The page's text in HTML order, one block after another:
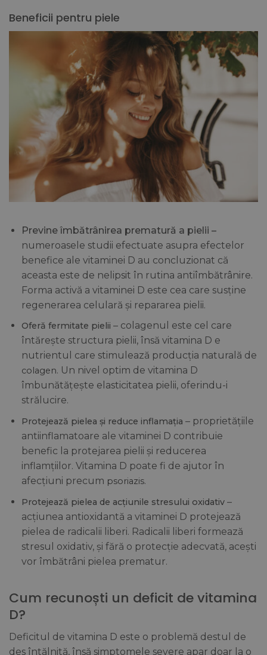
Beneficii pentru piele
Previne îmbătrânirea prematură a pielii –
numeroasele studii efectuate asupra efectelor
benefice ale vitaminei D au concluzionat că
aceasta este de nelipsit în rutina antiîmbătrânire.
Forma activă a vitaminei D este cea care susține
regenerarea celulară și repararea pielii.
Oferă fermitate pielii – colagenul este cel care
întărește structura pielii, însă vitamina D e
nutrientul care stimulează producția naturală de
colagen. Un nivel optim de vitamina D
îmbunătățește elasticitatea pielii, oferindu-i
strălucire.
Protejează pielea și reduce inflamația – proprietățiile
antiinflamatoare ale vitaminei D contribuie
benefic la protejarea pielii și reducerea
inflamțiilor. Vitamina D poate fi de ajutor în
afecțiuni precum psoriazis.
Protejează pielea de acțiunile stresului oxidativ–
acțiunea antioxidantă a vitaminei D protejează
pielea de radicalii liberi. Radicalii liberi formează
stresul oxidativ, și fără o protecție adecvată, acești
vor îmbătrâni pielea prematur.
Cum recunoști un deficit de vitamina
D?
Deficitul de vitamina D este o problemă destul de
des întălnită, însă simptomele severe apar doar la o